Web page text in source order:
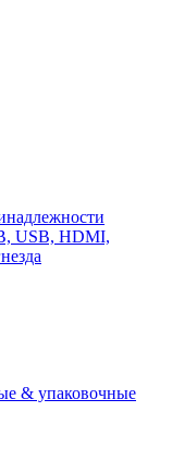
USB, HDMI,
& упаковочные